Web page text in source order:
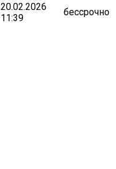
20.02.2026
11:39
бессрочно